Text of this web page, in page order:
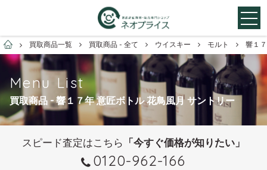
お酒買取専門店ネオプライス
買取商品一覧 買取商品 - 全て ウイスキー モルト 響１
Menu List
買取商品 - 響１７年 意匠ボトル 花鳥風月 サントリー
スピード査定はこちら 「今すぐ価格が知りたい」
0120-962-166